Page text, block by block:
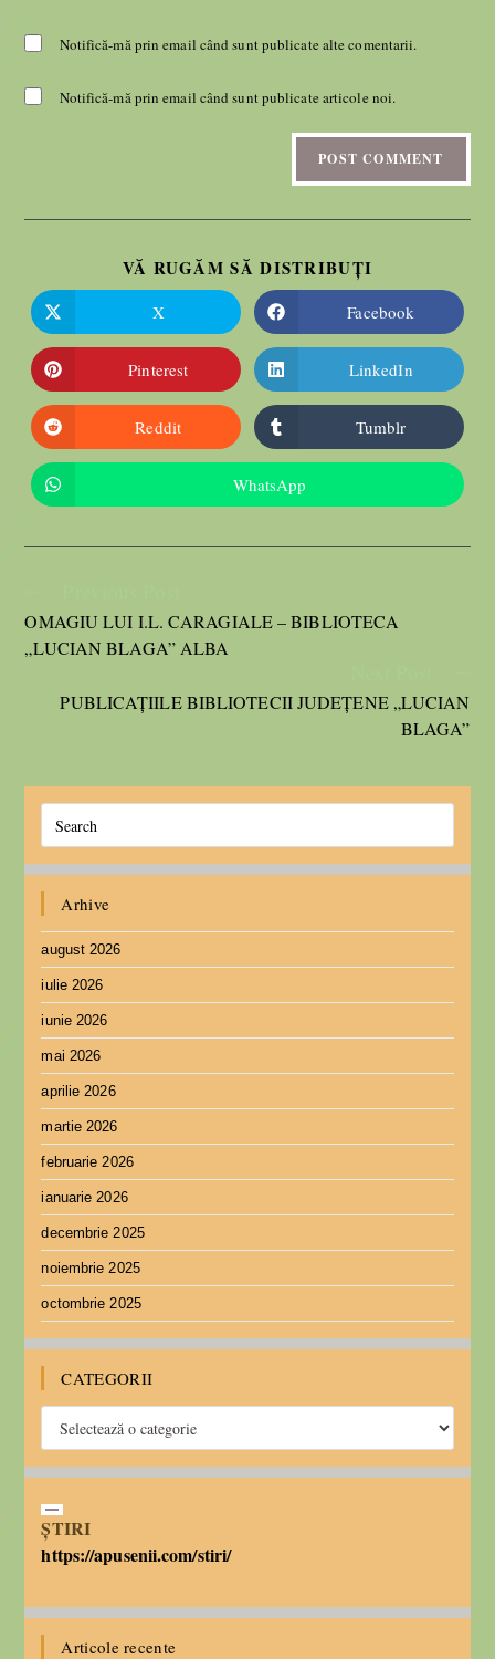
Notifică-mă prin email când sunt publicate alte comentarii.
Notifică-mă prin email când sunt publicate articole noi.
VĂ RUGĂM SĂ DISTRIBUȚI
X Facebook
Pinterest LinkedIn
Reddit Tumblr
WhatsApp
OMAGIU LUI I.L. CARAGIALE – BIBLIOTECA
„LUCIAN BLAGA” ALBA
PUBLICAȚIILE BIBLIOTECII JUDEȚENE „LUCIAN
BLAGA”
Arhive
august 2026
iulie 2026
iunie 2026
mai 2026
aprilie 2026
martie 2026
februarie 2026
ianuarie 2026
decembrie 2025
noiembrie 2025
octombrie 2025
CATEGORII
ȘTIRI
https://apusenii.com/stiri/
Articole recente